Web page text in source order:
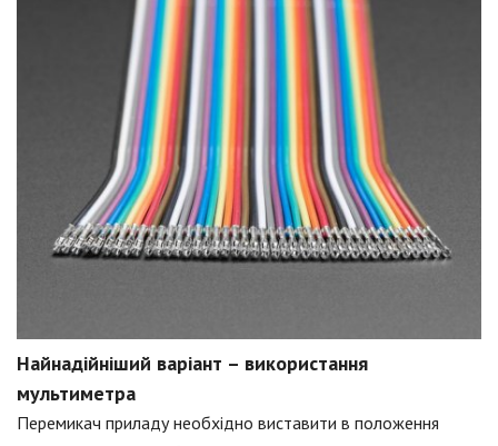
Найнадійніший варіант – використання
мультиметра
Перемикач приладу необхідно виставити в положення